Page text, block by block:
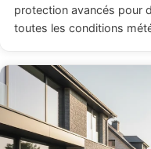
protection avancés pour
toutes les conditions